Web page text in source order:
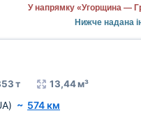
У напрямку «Угорщина —
Нижче надана
т 13,44 м³
~ 574 км